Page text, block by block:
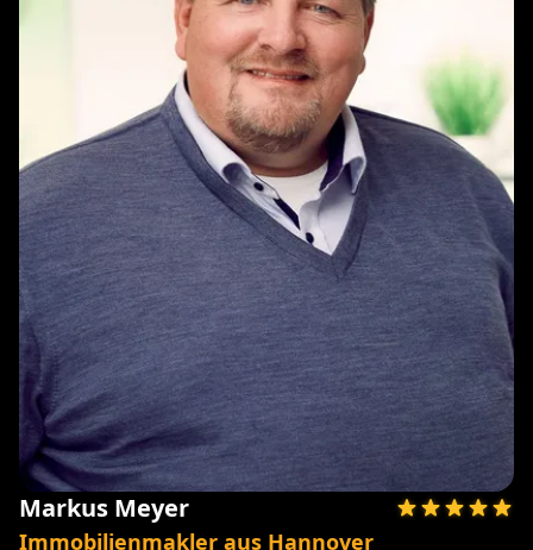
Markus Meyer
Immobilienmakler aus Hannover